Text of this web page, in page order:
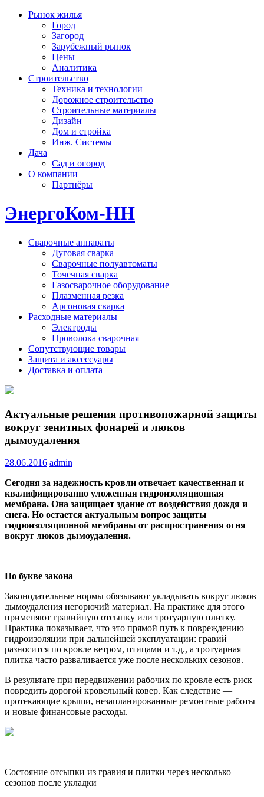
Рынок жилья
Город
Загород
Зарубежный рынок
Цены
Аналитика
Строительство
Техника и технологии
Дорожное строительство
Строительные материалы
Дизайн
Дом и стройка
Инж. Системы
Дача
Сад и огород
О компании
Партнёры
ЭнергоКом-НН
Сварочные аппараты
Дуговая сварка
Сварочные полуавтоматы
Точечная сварка
Газосварочное оборудование
Плазменная резка
Аргоновая сварка
Расходные материалы
Электроды
Проволока сварочная
Сопутствующие товары
Защита и аксессуары
Доставка и оплата
Актуальные решения противопожарной защиты
вокруг зенитных фонарей и люков
дымоудаления
28.06.2016 admin
Сегодня за надежность кровли отвечает качественная и
квалифицированно уложенная гидроизоляционная
мембрана. Она защищает здание от воздействия дождя и
снега. Но остается актуальным вопрос защиты
гидроизоляционной мембраны от распространения огня
вокруг люков дымоудаления.
По букве закона
Законодательные нормы обязывают укладывать вокруг люков
дымоудаления негорючий материал. На практике для этого
применяют гравийную отсыпку или тротуарную плитку.
Практика показывает, что это прямой путь к повреждению
гидроизоляции при дальнейшей эксплуатации: гравий
разносится по кровле ветром, птицами и т.д., а тротуарная
плитка часто разваливается уже после нескольких сезонов.
В результате при передвижении рабочих по кровле есть риск
повредить дорогой кровельный ковер. Как следствие —
протекающие крыши, незапланированные ремонтные работы
и новые финансовые расходы.
Состояние отсыпки из гравия и плитки через несколько
сезонов после укладки